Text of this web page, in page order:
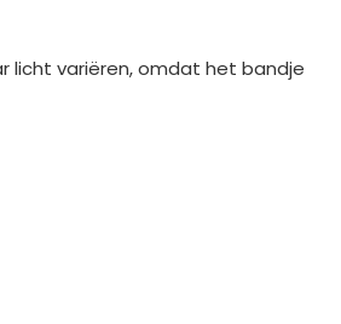
licht variëren, omdat het bandje